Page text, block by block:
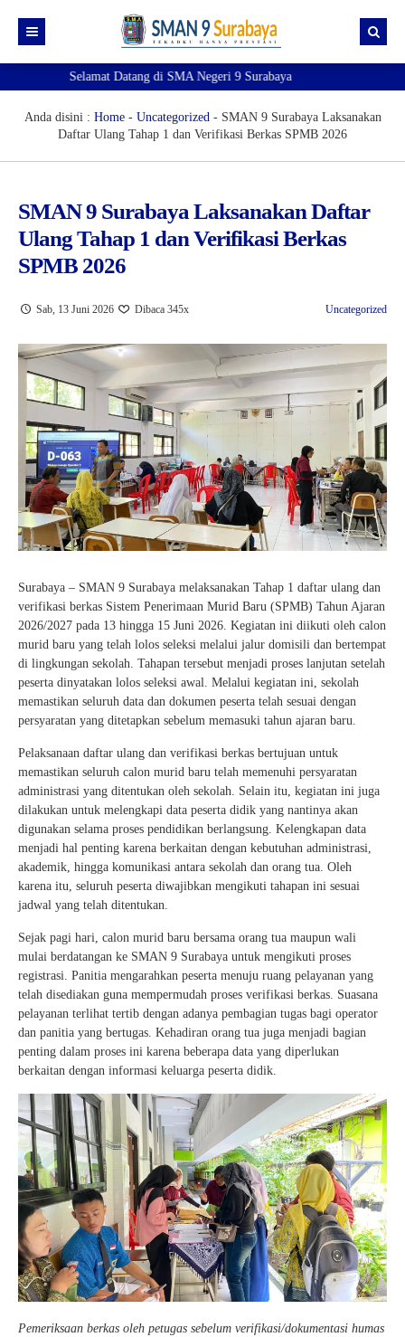
Akademik
Pendaftaran TKA
e-Jurnal
e-Learning
e-KSP
e-Kalender Akademik
Sipena9 (Admin 1)
Sipena9 (Admin 2)
Kenali Sekolahku!
Visi Misi
Ekstrakurikuler
Pramuka
Futsal
Basket Putri
Band
Jurnalis
Matematika
Dance
Pengumuman
Eligible Map
Ruang gtk
Si-Master
Info-GTK
Dapodik
Verval Data Ijazah
Mapel Pendukung SNBP 2025
Komunitas Belajar InspiratiX
Seputar TKA
Buku Paket
Khataman GTK
Sobat 9
Selamat Datang di SMA Negeri 9 Surabaya
Anda disini : Home- Uncategorized- SMAN 9 Surabaya Laksanakan
Daftar Ulang Tahap 1 dan Verifikasi Berkas SPMB 2026
SMAN 9 Surabaya Laksanakan Daftar
Ulang Tahap 1 dan Verifikasi Berkas
SPMB 2026
Sab, 13 Juni 2026 Dibaca 345x Uncategorized
Surabaya – SMAN 9 Surabaya melaksanakan Tahap 1 daftar ulang dan
verifikasi berkas Sistem Penerimaan Murid Baru (SPMB) Tahun Ajaran
2026/2027 pada 13 hingga 15 Juni 2026. Kegiatan ini diikuti oleh calon
murid baru yang telah lolos seleksi melalui jalur domisili dan bertempat
di lingkungan sekolah. Tahapan tersebut menjadi proses lanjutan setelah
peserta dinyatakan lolos seleksi awal. Melalui kegiatan ini, sekolah
memastikan seluruh data dan dokumen peserta telah sesuai dengan
persyaratan yang ditetapkan sebelum memasuki tahun ajaran baru.
Pelaksanaan daftar ulang dan verifikasi berkas bertujuan untuk
memastikan seluruh calon murid baru telah memenuhi persyaratan
administrasi yang ditentukan oleh sekolah. Selain itu, kegiatan ini juga
dilakukan untuk melengkapi data peserta didik yang nantinya akan
digunakan selama proses pendidikan berlangsung. Kelengkapan data
menjadi hal penting karena berkaitan dengan kebutuhan administrasi,
akademik, hingga komunikasi antara sekolah dan orang tua. Oleh
karena itu, seluruh peserta diwajibkan mengikuti tahapan ini sesuai
jadwal yang telah ditentukan.
Sejak pagi hari, calon murid baru bersama orang tua maupun wali
mulai berdatangan ke SMAN 9 Surabaya untuk mengikuti proses
registrasi. Panitia mengarahkan peserta menuju ruang pelayanan yang
telah disediakan guna mempermudah proses verifikasi berkas. Suasana
pelayanan terlihat tertib dengan adanya pembagian tugas bagi operator
dan panitia yang bertugas. Kehadiran orang tua juga menjadi bagian
penting dalam proses ini karena beberapa data yang diperlukan
berkaitan dengan informasi keluarga peserta didik.
Pemeriksaan berkas oleh petugas sebelum verifikasi/dokumentasi humas